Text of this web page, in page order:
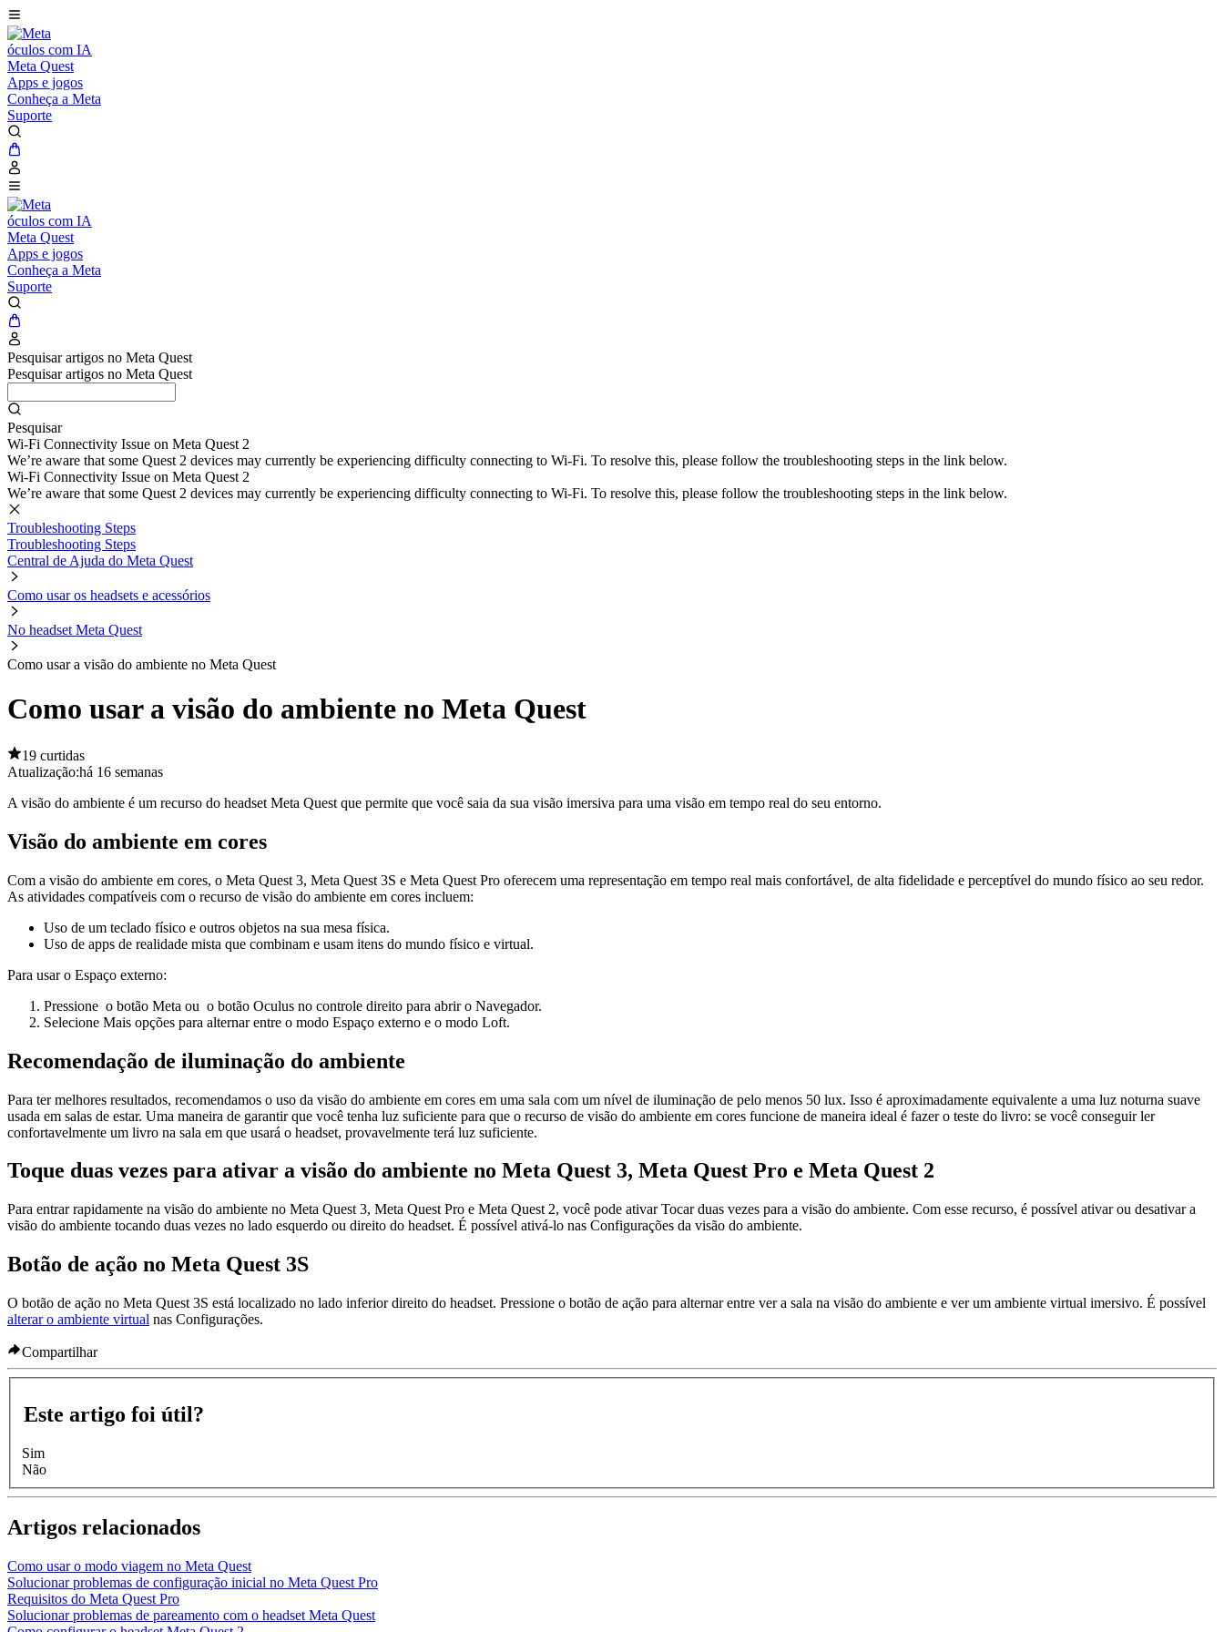
óculos com IA
Meta Quest
Apps e jogos
Conheça a Meta
Suporte
óculos com IA
Meta Quest
Apps e jogos
Conheça a Meta
Suporte
Pesquisar artigos no Meta Quest
Pesquisar artigos no Meta Quest
Pesquisar
Wi-Fi Connectivity Issue on Meta Quest 2
We’re aware that some Quest 2 devices may currently be experiencing difficulty connecting to Wi-Fi. To resolve this, please follow the troubleshooting steps in the link below.
Wi-Fi Connectivity Issue on Meta Quest 2
We’re aware that some Quest 2 devices may currently be experiencing difficulty connecting to Wi-Fi. To resolve this, please follow the troubleshooting steps in the link below.
Troubleshooting Steps
Troubleshooting Steps
Central de Ajuda do Meta Quest
Como usar os headsets e acessórios
No headset Meta Quest
Como usar a visão do ambiente no Meta Quest
Como usar a visão do ambiente no Meta Quest
19 curtidas
Atualização:há 16 semanas
A visão do ambiente é um recurso do headset Meta Quest que permite que você saia da sua visão imersiva para uma visão em tempo real do seu entorno.
Visão do ambiente em cores
Com a visão do ambiente em cores, o Meta Quest 3, Meta Quest 3S e Meta Quest Pro oferecem uma representação em tempo real mais confortável, de alta fidelidade e perceptível do mundo físico ao seu redor.
As atividades compatíveis com o recurso de visão do ambiente em cores incluem:
Uso de um teclado físico e outros objetos na sua mesa física.
Uso de apps de realidade mista que combinam e usam itens do mundo físico e virtual.
Para usar o Espaço externo:
Pressione o botão Meta ou o botão Oculus no controle direito para abrir o Navegador.
Selecione Mais opções para alternar entre o modo Espaço externo e o modo Loft.
Recomendação de iluminação do ambiente
Para ter melhores resultados, recomendamos o uso da visão do ambiente em cores em uma sala com um nível de iluminação de pelo menos 50 lux. Isso é aproximadamente equivalente a uma luz noturna suave
usada em salas de estar. Uma maneira de garantir que você tenha luz suficiente para que o recurso de visão do ambiente em cores funcione de maneira ideal é fazer o teste do livro: se você conseguir ler
confortavelmente um livro na sala em que usará o headset, provavelmente terá luz suficiente.
Toque duas vezes para ativar a visão do ambiente no Meta Quest 3, Meta Quest Pro e Meta Quest 2
Para entrar rapidamente na visão do ambiente no Meta Quest 3, Meta Quest Pro e Meta Quest 2, você pode ativar Tocar duas vezes para a visão do ambiente. Com esse recurso, é possível ativar ou desativar a
visão do ambiente tocando duas vezes no lado esquerdo ou direito do headset. É possível ativá-lo nas Configurações da visão do ambiente.
Botão de ação no Meta Quest 3S
O botão de ação no Meta Quest 3S está localizado no lado inferior direito do headset. Pressione o botão de ação para alternar entre ver a sala na visão do ambiente e ver um ambiente virtual imersivo. É possível
alterar o ambiente virtual nas Configurações.
Compartilhar
Este artigo foi útil?
Sim
Não
Artigos relacionados
Como usar o modo viagem no Meta Quest
Solucionar problemas de configuração inicial no Meta Quest Pro
Requisitos do Meta Quest Pro
Solucionar problemas de pareamento com o headset Meta Quest